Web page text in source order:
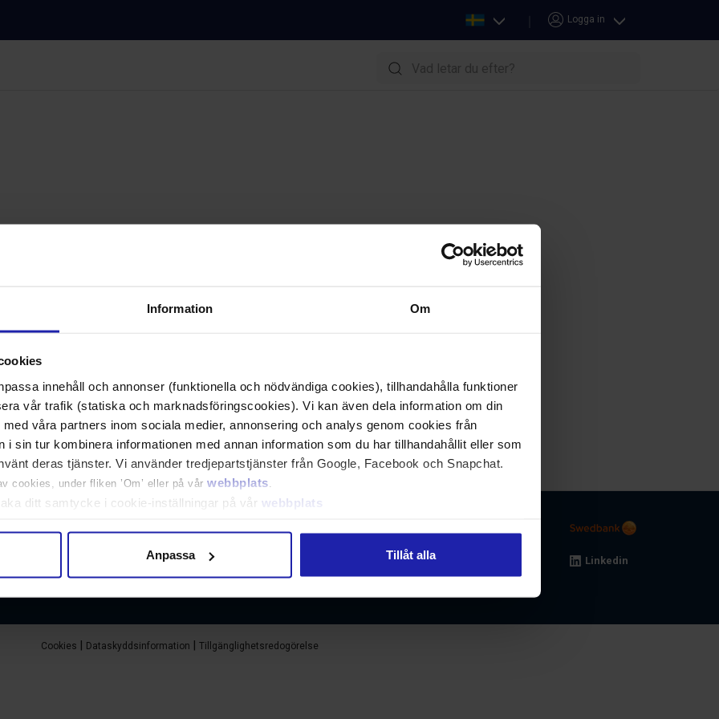
Information Om
innehåll och annonser (funktionella och nödvändiga cookies), tillhandahålla funktioner
vår trafik (statiska och marknadsföringscookies). Vi kan även dela information om din
våra partners inom sociala medier, annonsering och analys genom cookies från
i sin tur kombinera informationen med annan information som du har tillhandahållit eller som
deras tjänster. Vi använder tredjepartstjänster från Google, Facebook och Snapchat.
cookies, under fliken ’Om’ eller på vår webbplats
ditt samtycke i cookie-inställningar på vår webbplats
Anpassa Tillåt alla
Country
menu
Image Logga in
journalister.
Menu
Om oss
Image
ImageLinkedin
Cookies Dataskyddsinformation Tillgänglighetsredogörelse